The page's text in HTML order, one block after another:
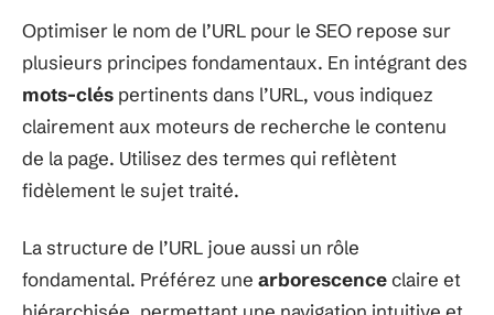
Optimiser le nom de l’URL pour le SEO repose sur
plusieurs principes fondamentaux. En intégrant des
mots-clés pertinents dans l’URL, vous indiquez
clairement aux moteurs de recherche le contenu
de la page. Utilisez des termes qui reflètent
fidèlement le sujet traité.
La structure de l’URL joue aussi un rôle
fondamental. Préférez une arborescenceclaire et